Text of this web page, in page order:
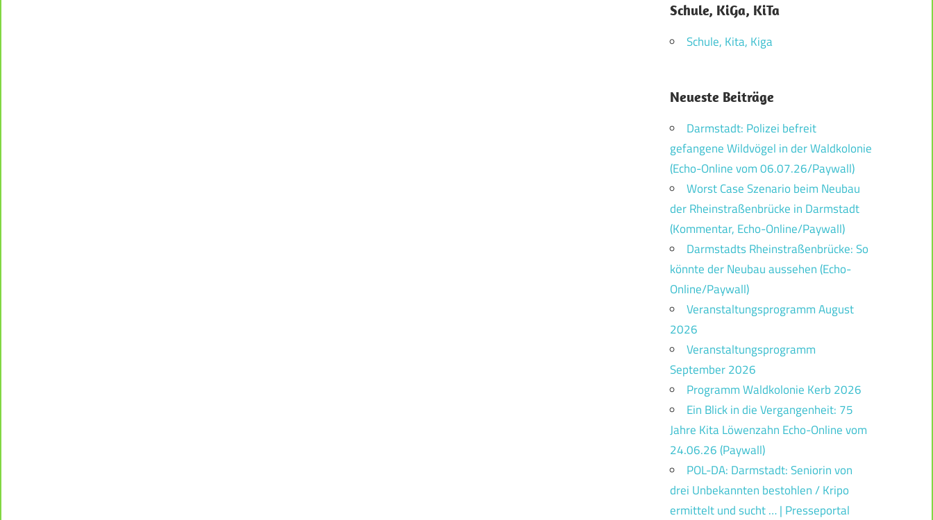
Schule, KiGa, KiTa
Schule, Kita, Kiga
Neueste Beiträge
Darmstadt: Polizei befreit
gefangene Wildvögel in der Waldkolonie
(Echo-Online vom 06.07.26/Paywall)
Worst Case Szenario beim Neubau
der Rheinstraßenbrücke in Darmstadt
(Kommentar, Echo-Online/Paywall)
Darmstadts Rheinstraßenbrücke: So
könnte der Neubau aussehen (Echo-
Online/Paywall)
Veranstaltungsprogramm August
2026
Veranstaltungsprogramm
September 2026
Programm Waldkolonie Kerb 2026
Ein Blick in die Vergangenheit: 75
Jahre Kita Löwenzahn Echo-Online vom
24.06.26 (Paywall)
POL-DA: Darmstadt: Seniorin von
drei Unbekannten bestohlen / Kripo
ermittelt und sucht … | Presseportal